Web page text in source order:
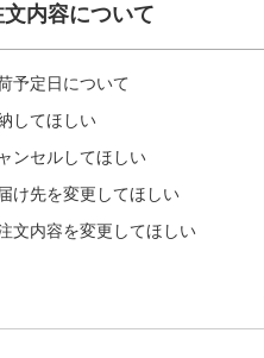
文内容について
予定日について
してほしい
ンセルしてほしい
け先を変更してほしい
文内容を変更してほしい